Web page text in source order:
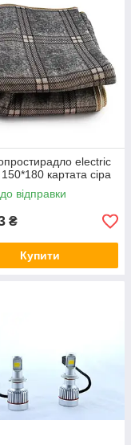
electric
картата сіра
відправки
₴
Купити